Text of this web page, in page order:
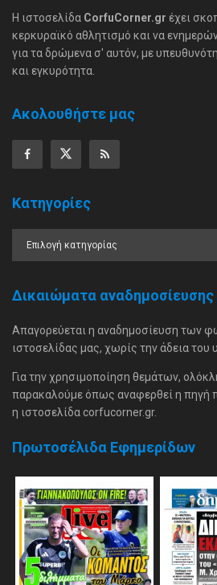
Η ιστοσελίδα CorfuCorner.gr έχει
κερκυραϊκό αθλητισμό και να
για τα δρώμενα σ' αυτόν, με
και εγκυρότητα.
Ακολουθήστε μας
Κατηγορίες
Δικαιώματα αναδημοσίευσης
Απαγορεύεται η αναδημοσίευση των
ιστοσελίδας μας, χωρίς την άδεια του
Για την χρησιμοποίηση θεμάτων,
παρακαλούμε όπως αναφερθεί η πηγή
η ιστοσελίδα corfucorner.gr.
Πρωτοσέλιδα Εφημερίδων